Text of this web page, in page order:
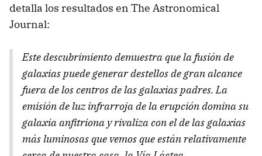
detalla los resultados en The Astronomical
Journal:
Este descubrimiento demuestra que la fusión de
galaxias puede generar destellos de gran alcance
fuera de los centros de las galaxias padres. La
emisión de luz infrarroja de la erupción domina su
galaxia anfitriona y rivaliza con el de las galaxias
más luminosas que vemos que están relativamente